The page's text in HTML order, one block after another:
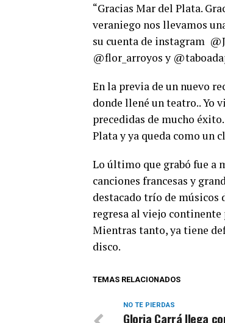
“Gracias Mar del Plata.
veraniego nos llevamos
su cuenta de instagram
@flor_arroyos y
En la previa de un nuevo
donde llené un teatro.. Yo
precedidas de mucho
Plata y ya queda como un
Lo último que grabó fue a
canciones francesas y
destacado trío de músicos
regresa al viejo continente
Mientras tanto, ya tiene
disco.
TEMAS RELACIONADOS
NO TE PIERDAS
Gloria Carrá llega